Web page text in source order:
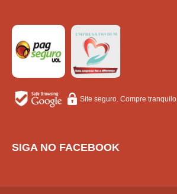
Site seguro. Compre tranquilo.
SIGA NO FACEBOOK